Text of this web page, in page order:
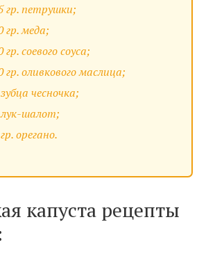
гр. петрушки;
гр. меда;
гр. соевого соуса;
гр. оливкового маслица;
чесночка;
шалот;
орегано.
капуста рецепты